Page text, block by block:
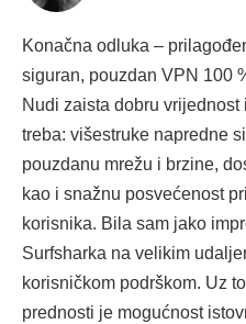
Konačna odluka –
siguran, pouzdan VPN 100
Nudi zaista dobru
treba: višestruke napredne
pouzdanu mrežu i brzine,
kao i snažnu posvećenost
korisnika. Bila sam jako
Surfsharka na velikim
korisničkom podrškom. Uz
prednosti je mogućnost